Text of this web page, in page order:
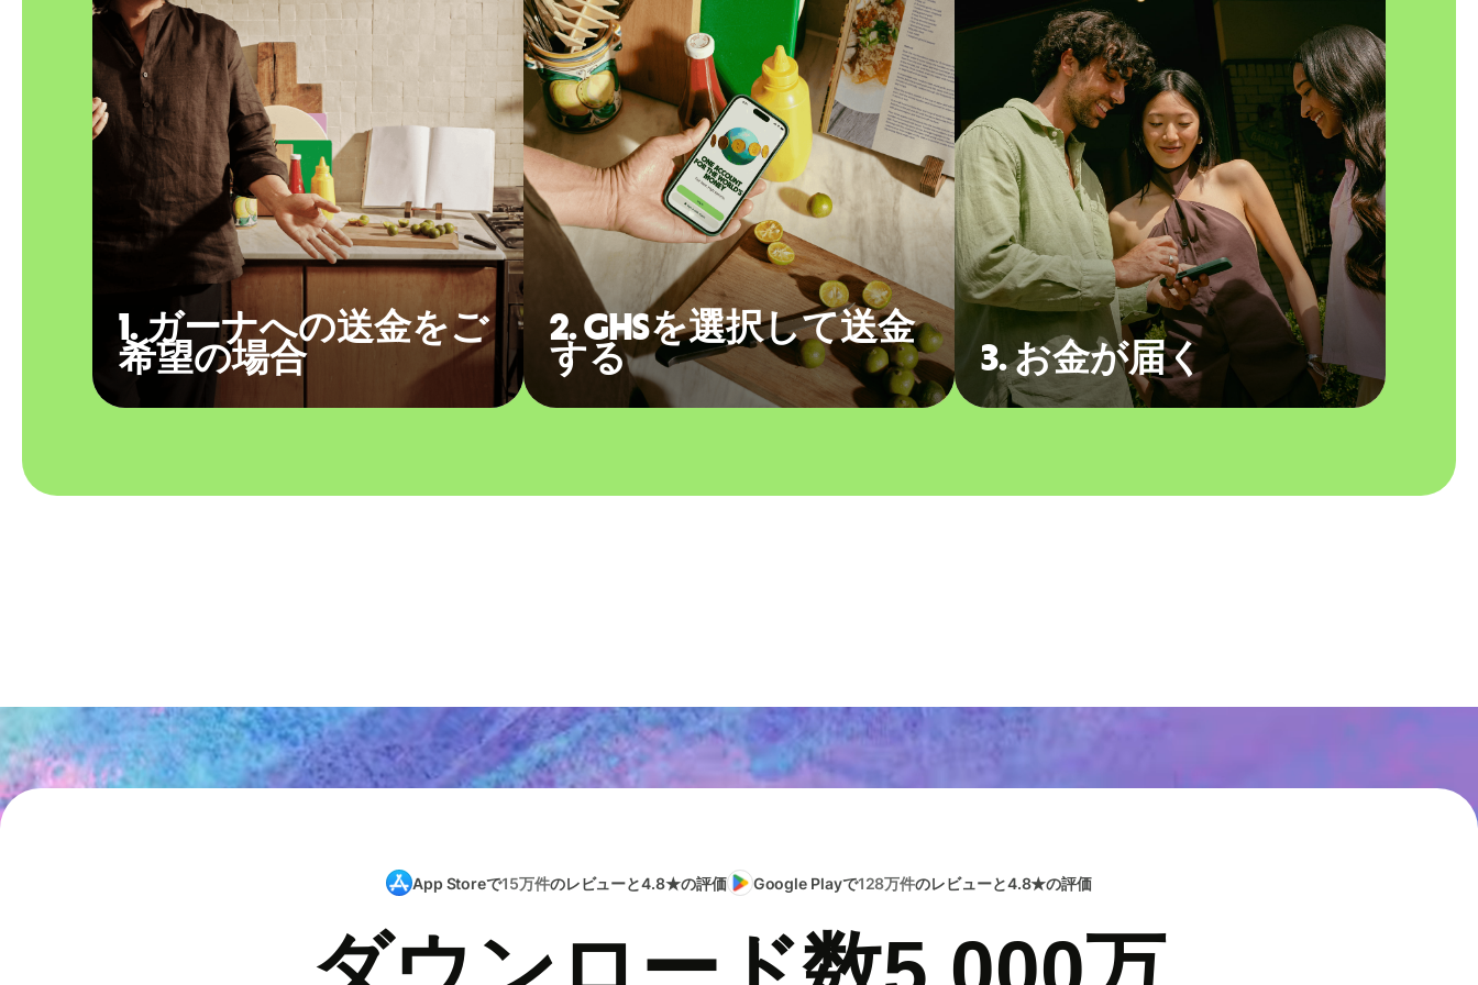
1. ガーナへの送金をご
希望の場合
2. GHSを選択して送金
する
3. お金が届く
App Storeで15万件のレビューと4.8★の評価 Google Playで128万件のレビューと4.8★の評価